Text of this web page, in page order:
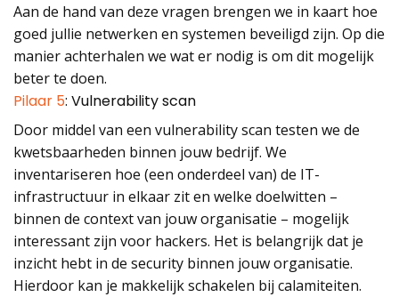
Aan de hand van deze vragen brengen we in kaart hoe
goed jullie netwerken en systemen beveiligd zijn. Op die
manier achterhalen we wat er nodig is om dit mogelijk
beter te doen.
Pilaar 5: Vulnerability scan
Door middel van een vulnerability scan testen we de
kwetsbaarheden binnen jouw bedrijf. We
inventariseren hoe (een onderdeel van) de IT-
infrastructuur in elkaar zit en welke doelwitten –
binnen de context van jouw organisatie – mogelijk
interessant zijn voor hackers. Het is belangrijk dat je
inzicht hebt in de security binnen jouw organisatie.
Hierdoor kan je makkelijk schakelen bij calamiteiten.